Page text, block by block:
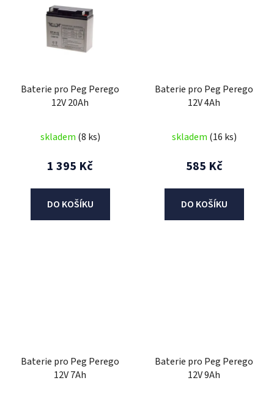
Baterie pro Peg Perego
12V 20Ah
skladem (8 ks)
1 395 Kč
DO KOŠÍKU
Baterie pro Peg Perego
12V 4Ah
skladem (16 ks)
585 Kč
DO KOŠÍKU
Baterie pro Peg Perego
12V 7Ah
Baterie pro Peg Perego
12V 9Ah